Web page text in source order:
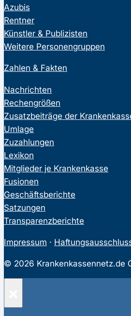
Azubis
Rentner
Künstler & Publizisten
Weitere Personengruppen
Zahlen & Fakten
Nachrichten
Rechengrößen
Zusatzbeiträge der
Umlage
Zuzahlungen
Lexikon
Mitglieder je Krankenkasse
Fusionen
Geschäftsberichte
Satzungen
Transparenzberichte
Impressum ·
© 2026 Krankenkassennetz.de